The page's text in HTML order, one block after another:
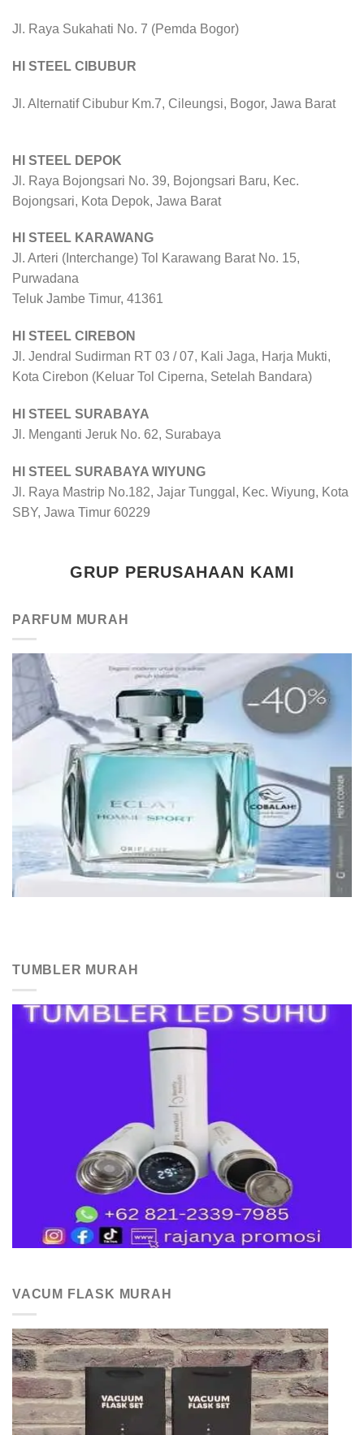
Jl. Raya Sukahati No. 7 (Pemda Bogor)
HI STEEL CIBUBUR
Jl. Alternatif Cibubur Km.7, Cileungsi, Bogor, Jawa Barat
HI STEEL DEPOK
Jl. Raya Bojongsari No. 39, Bojongsari Baru, Kec.
Bojongsari, Kota Depok, Jawa Barat
HI STEEL KARAWANG
Jl. Arteri (Interchange) Tol Karawang Barat No. 15,
Purwadana
Teluk Jambe Timur, 41361
HI STEEL CIREBON
Jl. Jendral Sudirman RT 03 / 07, Kali Jaga, Harja Mukti,
Kota Cirebon (Keluar Tol Ciperna, Setelah Bandara)
HI STEEL SURABAYA
Jl. Menganti Jeruk No. 62, Surabaya
HI STEEL SURABAYA WIYUNG
Jl. Raya Mastrip No.182, Jajar Tunggal, Kec. Wiyung, Kota
SBY, Jawa Timur 60229
GRUP PERUSAHAAN KAMI
PARFUM MURAH
TUMBLER MURAH
VACUM FLASK MURAH